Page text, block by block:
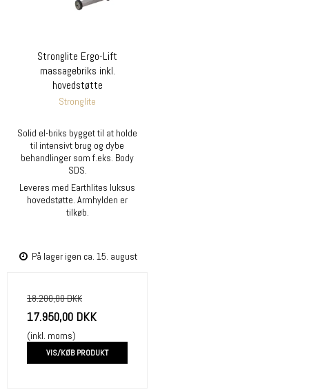
Stronglite Ergo-Lift
massagebriks inkl.
hovedstøtte
Stronglite
Solid el-briks bygget til at holde
til intensivt brug og dybe
behandlinger som f.eks. Body
SDS.
Leveres med Earthlites luksus
hovedstøtte. Armhylden er
tilkøb.
På lager igen ca. 15. august
18.200,00 DKK
17.950,00 DKK
(inkl. moms)
VIS/KØB PRODUKT